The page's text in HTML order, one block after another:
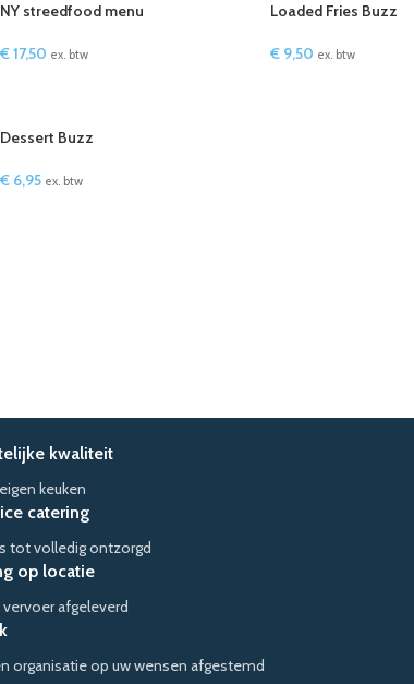
NY streedfood menu
€17,50 ex. btw
Loaded Fries Buzz
€ 9,50 ex. btw
Dessert Buzz
€ 6,95 ex. btw
kwaliteit
keuken
catering
tot volledig ontzorgd
op locatie
afgeleverd
organisatie op uw wensen afgestemd